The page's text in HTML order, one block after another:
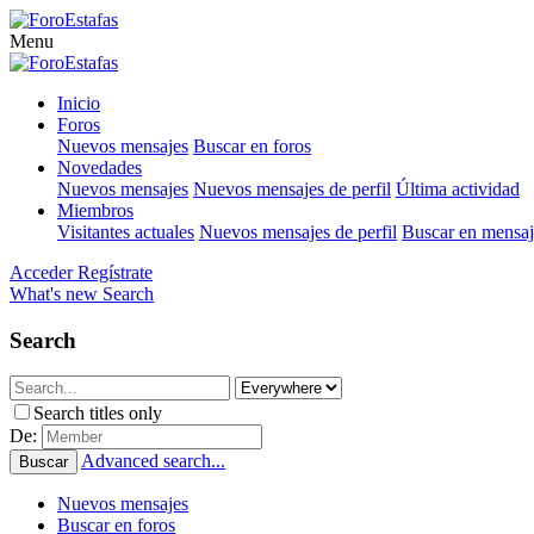
Menu
Inicio
Foros
Nuevos mensajes Buscar en foros
Novedades
Nuevos mensajes Nuevos mensajes de perfil Última actividad
Miembros
Visitantes actuales Nuevos mensajes de perfil Buscar en
Acceder Regístrate
What's new Search
Search
Search titles only
De:
Buscar Advanced search...
Nuevos mensajes
Buscar en foros